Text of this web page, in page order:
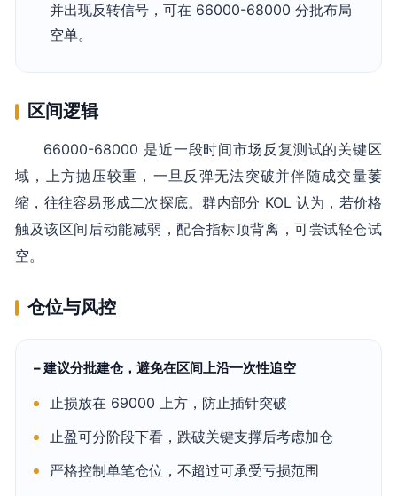
并出现反转信号，可在 66000-68000 分批布局
空单。
区间逻辑
66000-68000 是近一段时间市场反复测试的关键区
域，上方抛压较重，一旦反弹无法突破并伴随成交量萎
缩，往往容易形成二次探底。群内部分 KOL 认为，若价格
触及该区间后动能减弱，配合指标顶背离，可尝试轻仓试
空。
仓位与风控
– 建议分批建仓，避免在区间上沿一次性追空
止损放在 69000 上方，防止插针突破
止盈可分阶段下看，跌破关键支撑后考虑加仓
严格控制单笔仓位，不超过可承受亏损范围